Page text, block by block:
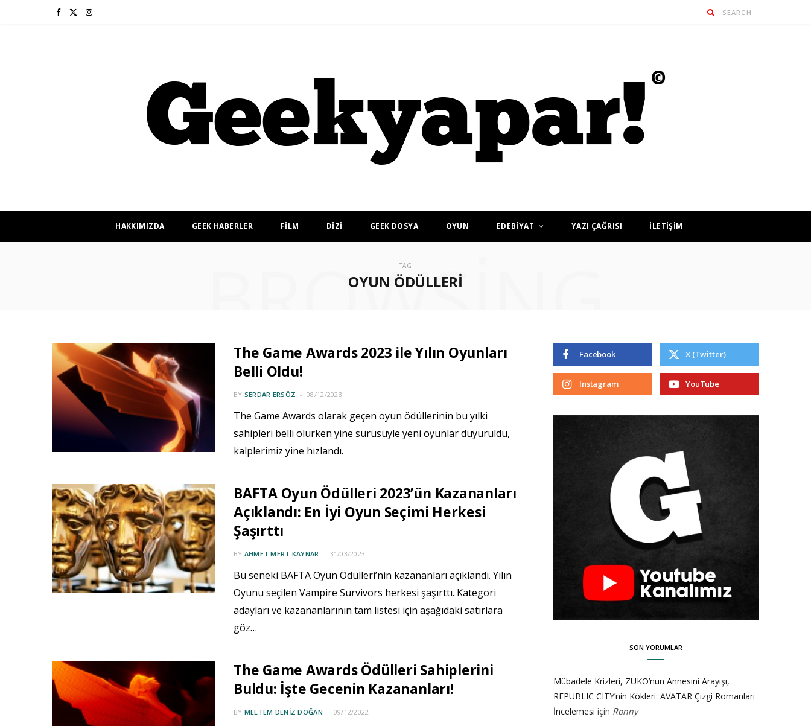
F I
HAKKIMIZDA GEEK HABERLER FİLM DİZİ GEEK DOSYA OYUN EDEBİYAT YAZI ÇAĞRISI İLETİŞİM
TAG
OYUN ÖDÜLLERI
BROWSING
The Game Awards 2023 ile Yılın Oyunları
Belli Oldu!
BY SERDAR ERSÖZ 08/12/2023
The Game Awards olarak geçen oyun ödüllerinin bu yılki
sahipleri belli olurken yine sürüsüyle yeni oyunlar duyuruldu,
kalplerimiz yine hızlandı.
BAFTA Oyun Ödülleri 2023’ün Kazananları
Açıklandı: En İyi Oyun Seçimi Herkesi
Şaşırttı
BY AHMET MERT KAYNAR 31/03/2023
Bu seneki BAFTA Oyun Ödülleri’nin kazananları açıklandı. Yılın
Oyunu seçilen Vampire Survivors herkesi şaşırttı. Kategori
adayları ve kazananlarının tam listesi için aşağıdaki satırlara
göz…
The Game Awards Ödülleri Sahiplerini
Buldu: İşte Gecenin Kazananları!
BY MELTEM DENIZ DOĞAN 09/12/2022
Facebook X (Twitter)
Instagram YouTube
SON YORUMLAR
Mübadele Krizleri, ZUKO’nun Annesini Arayışı,
REPUBLIC CITY’nin Kökleri: AVATAR Çizgi Romanları
İncelemesi için Ronny